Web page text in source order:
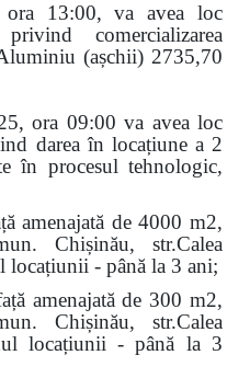
13:00, va avea loc
comercializarea
(așchii) 2735,70
09:00 va avea loc
darea în locațiune a 2
în procesul tehnologic,
de 4000 m2,
Chișinău, str.Calea
locațiunii - până la 3 ani;
de 300 m2,
Chișinău, str.Calea
locațiunii - până la 3